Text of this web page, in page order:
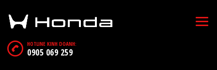
HOTLINE KINH DOANH:
0905 069 259